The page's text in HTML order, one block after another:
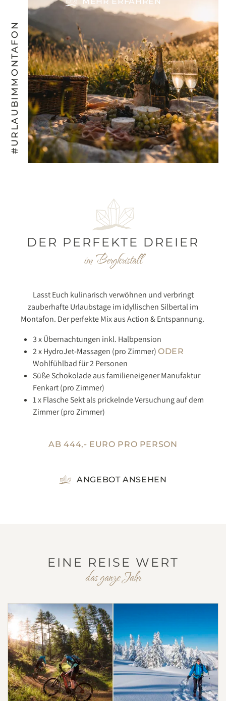
DER PERFEKTE DREIER
im Bergkristall
Lasst Euch kulinarisch verwöhnen und verbringt
zauberhafte Urlaubstage im idyllischen Silbertal im
Montafon. Der perfekte Mix aus Action & Entspannung.
3 x Übernachtungen inkl. Halbpension
2 x HydroJet-Massagen (pro Zimmer) ODER
Wohlfühlbad für 2 Personen
Süße Schokolade aus familieneigener Manufaktur
Fenkart (pro Zimmer)
1 x Flasche Sekt als prickelnde Versuchung auf dem
Zimmer (pro Zimmer)
AB 444,- EURO PRO PERSON
#URLAUBIMMONTAFON
ANGEBOT ANSEHEN
EINE REISE WERT
das ganze Jahr